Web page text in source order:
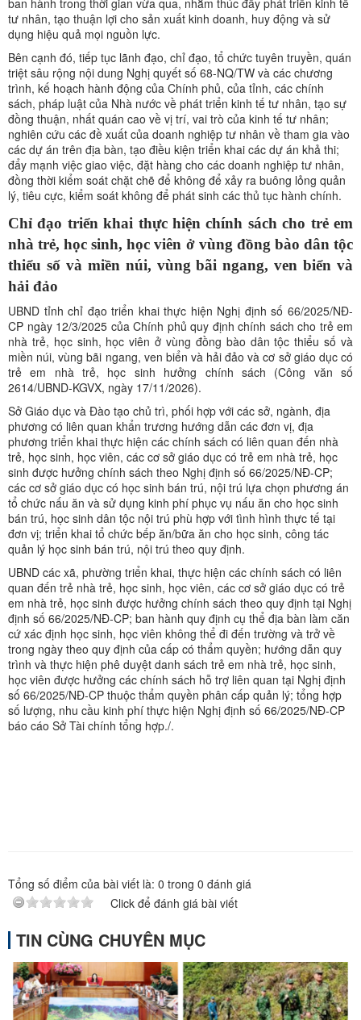
ban hành trong thời gian vừa qua, nhằm thúc đẩy phát triển kinh tế
tư nhân, tạo thuận lợi cho sản xuất kinh doanh, huy động và sử
dụng hiệu quả mọi nguồn lực.
Bên cạnh đó, tiếp tục lãnh đạo, chỉ đạo, tổ chức tuyên truyền, quán
triệt sâu rộng nội dung Nghị quyết số 68-NQ/TW và các chương
trình, kế hoạch hành động của Chính phủ, của tỉnh, các chính
sách, pháp luật của Nhà nước về phát triển kinh tế tư nhân, tạo sự
đồng thuận, nhất quán cao về vị trí, vai trò của kinh tế tư nhân;
nghiên cứu các đề xuất của doanh nghiệp tư nhân về tham gia vào
các dự án trên địa bàn, tạo điều kiện triển khai các dự án khả thi;
đẩy mạnh việc giao việc, đặt hàng cho các doanh nghiệp tư nhân,
đồng thời kiểm soát chặt chẽ để không để xảy ra buông lỏng quản
lý, tiêu cực, kiểm soát không để phát sinh các thủ tục hành chính.
Chỉ đạo triển khai thực hiện chính sách cho trẻ em
nhà trẻ, học sinh, học viên ở vùng đồng bào dân tộc
thiểu số và miền núi, vùng bãi ngang, ven biển và
hải đảo
UBND tỉnh chỉ đạo triển khai thực hiện Nghị định số 66/2025/NĐ-
CP ngày 12/3/2025 của Chính phủ quy định chính sách cho trẻ em
nhà trẻ, học sinh, học viên ở vùng đồng bào dân tộc thiểu số và
miền núi, vùng bãi ngang, ven biển và hải đảo và cơ sở giáo dục có
trẻ em nhà trẻ, học sinh hưởng chính sách (Công văn số
2614/UBND-KGVX, ngày 17/11/2026).
Sở Giáo dục và Đào tạo chủ trì, phối hợp với các sở, ngành, địa
phương có liên quan khẩn trương hướng dẫn các đơn vị, địa
phương triển khai thực hiện các chính sách có liên quan đến nhà
trẻ, học sinh, học viên, các cơ sở giáo dục có trẻ em nhà trẻ, học
sinh được hưởng chính sách theo Nghị định số 66/2025/NĐ-CP;
các cơ sở giáo dục có học sinh bán trú, nội trú lựa chọn phương án
tổ chức nấu ăn và sử dụng kinh phí phục vụ nấu ăn cho học sinh
bán trú, học sinh dân tộc nội trú phù hợp với tình hình thực tế tại
đơn vị; triển khai tổ chức bếp ăn/bữa ăn cho học sinh, công tác
quản lý học sinh bán trú, nội trú theo quy định.
UBND các xã, phường triển khai, thực hiện các chính sách có liên
quan đến trẻ nhà trẻ, học sinh, học viên, các cơ sở giáo dục có trẻ
em nhà trẻ, học sinh được hưởng chính sách theo quy định tại Nghị
định số 66/2025/NĐ-CP; ban hành quy định cụ thể địa bàn làm căn
cứ xác định học sinh, học viên không thể đi đến trường và trở về
trong ngày theo quy định của cấp có thẩm quyền; hướng dẫn quy
trình và thực hiện phê duyệt danh sách trẻ em nhà trẻ, học sinh,
học viên được hưởng các chính sách hỗ trợ liên quan tại Nghị định
số 66/2025/NĐ-CP thuộc thẩm quyền phân cấp quản lý; tổng hợp
số lượng, nhu cầu kinh phí thực hiện Nghị định số 66/2025/NĐ-CP
báo cáo Sở Tài chính tổng hợp./.
Tổng số điểm của bài viết là: 0 trong 0 đánh giá
Click để đánh giá bài viết
TIN CÙNG CHUYÊN MỤC